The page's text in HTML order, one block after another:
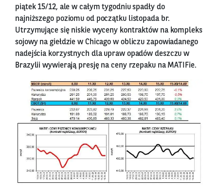
piątek 15/12, ale w całym tygodniu spadły do
najniższego poziomu od początku listopada br.
Utrzymujące się niskie wyceny kontraktów na kompleks
sojowy na giełdzie w Chicago w obliczu zapowiadanego
nadejścia korzystnych dla upraw opadów deszczu w
Brazylii wywierają presję na ceny rzepaku na MATIFie.